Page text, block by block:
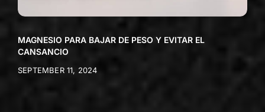
MAGNESIO PARA BAJAR DE PESO Y EVITAR EL
CANSANCIO
SEPTEMBER 11, 2024